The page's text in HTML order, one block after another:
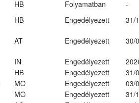
HB Folyamatban
-
HB Engedélyezett
31/
AT Engedélyezett 30/
IN Engedélyezett
HB Engedélyezett
31/
MO Engedélyezett
03/
MO Engedélyezett
31/